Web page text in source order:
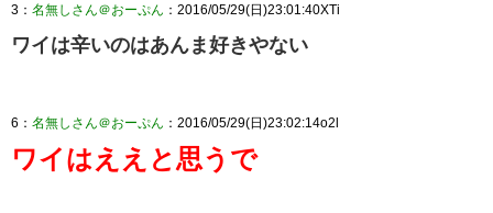
3： 名無しさん＠おーぷん ：2016/05/29(日)23:01:40XTi
ワイは辛いのはあんま好きやない
6： 名無しさん＠おーぷん ：2016/05/29(日)23:02:14o2l
ワイはええと思うで